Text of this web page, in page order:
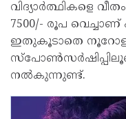
വിദ്യാർത്ഥികളെ
7500/- രൂപ
ഇതുകൂടാതെ നൂറോളം
നൽകുന്നുണ്ട്.